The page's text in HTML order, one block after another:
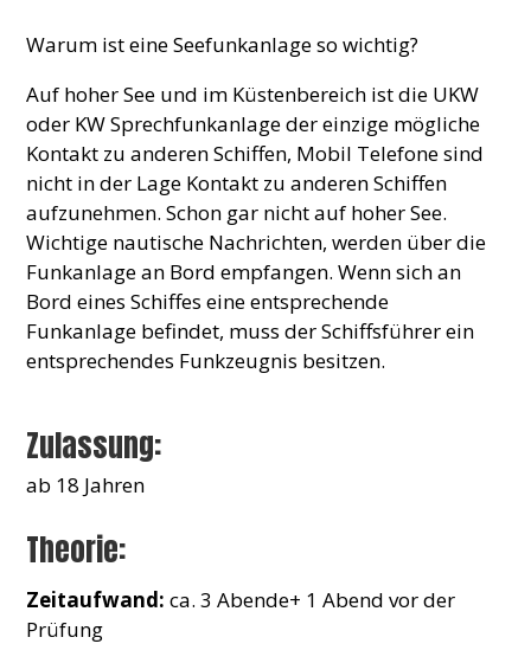
Warum ist eine Seefunkanlage so wichtig?
Auf hoher See und im Küstenbereich ist die UKW
oder KW Sprechfunkanlage der einzige mögliche
Kontakt zu anderen Schiffen, Mobil Telefone sind
nicht in der Lage Kontakt zu anderen Schiffen
aufzunehmen. Schon gar nicht auf hoher See.
Wichtige nautische Nachrichten, werden über die
Funkanlage an Bord empfangen. Wenn sich an
Bord eines Schiffes eine entsprechende
Funkanlage befindet, muss der Schiffsführer ein
entsprechendes Funkzeugnis besitzen.
Zulassung:
ab 18 Jahren
Theorie:
Zeitaufwand: ca. 3 Abende+ 1 Abend vor der
Prüfung